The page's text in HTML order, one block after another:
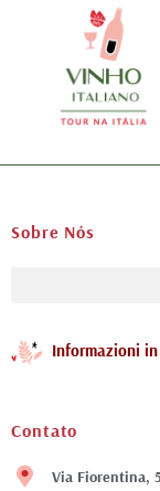
Sobre Nós
Informazioni
Contato
Via Fiorentina,